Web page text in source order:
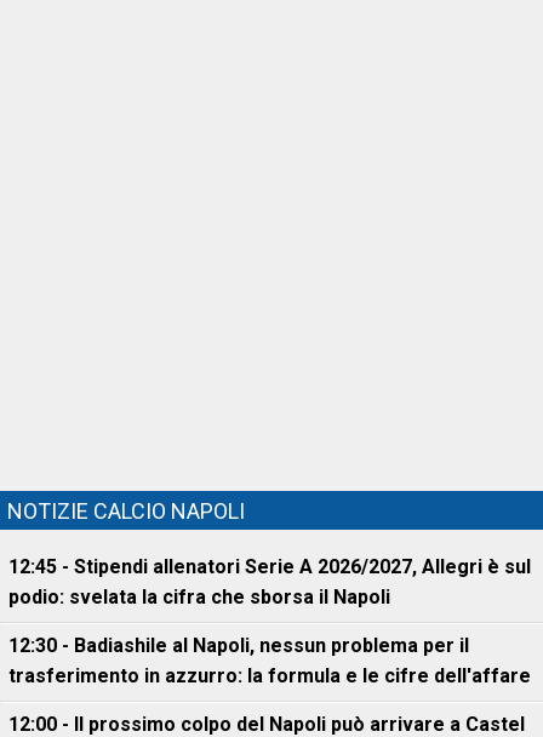
NOTIZIE CALCIO NAPOLI
12:45 - Stipendi allenatori Serie A 2026/2027, Allegri è sul
podio: svelata la cifra che sborsa il Napoli
12:30 - Badiashile al Napoli, nessun problema per il
trasferimento in azzurro: la formula e le cifre dell'affare
12:00 - Il prossimo colpo del Napoli può arrivare a Castel